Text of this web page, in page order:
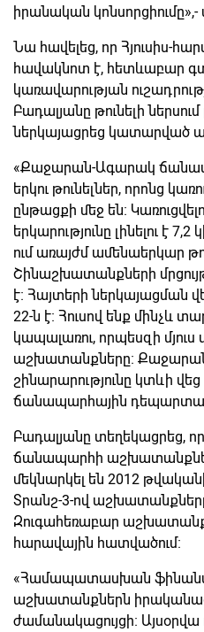
իրանական
Նա հավելեց, որ Հյուսիս-
հավակնոտ է, հետևաբար
կառավարության
Բադալյանը թունելի
ներկայացրեց կատարված
«Քաջարան-Ագարակ
երկու թունելներ, որոնց
ընթացքի մեջ են։
երկարությունը լինելու է 7,2
ում առայժմ ամենաերկար
Շինաշխատանքների
է։ Հայտերի ներկայացման
22-ն է։ Հուսով ենք մինչև
կապալառու, որպեսզի
աշխատանքները։
շինարարությունը կտևի
ճանապարհային
Բադալյանը տեղեկացրեց,
ճանապարհի
մեկնարկել են 2012
Տրանշ-3-ով
Զուգահեռաբար
հարավային հատվածում։
«Համապատասխան
աշխատանքներն
ժամանակացույցի։ Այսօրվա